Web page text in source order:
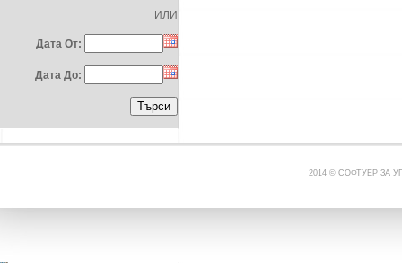
ИЛИ
Дата От:
Дата До:
2014 © СОФТУЕР ЗА